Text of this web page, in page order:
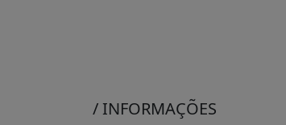
/ INFORMAÇÕES